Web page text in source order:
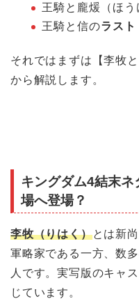
王騎と龐煖（ほう
王騎と信のラスト
それではまずは【李牧
から解説します。
キングダム4結末
場へ登場？
李牧（りはく）とは新
軍略家である一方、数
人です。実写版のキャ
じています。